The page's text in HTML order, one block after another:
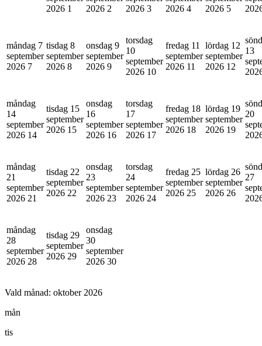
2026 1
2026 2
2026 3
2026 4
2026 5
måndag 7
september
2026 7
tisdag 8
september
2026 8
onsdag 9
september
2026 9
torsdag
10
september
2026 10
fredag 11
september
2026 11
lördag 12
september
2026 12
13
måndag
14
september
2026 14
tisdag 15
september
2026 15
onsdag
16
september
2026 16
torsdag
17
september
2026 17
fredag 18
september
2026 18
lördag 19
september
2026 19
20
måndag
21
september
2026 21
tisdag 22
september
2026 22
onsdag
23
september
2026 23
torsdag
24
september
2026 24
fredag 25
september
2026 25
lördag 26
september
2026 26
27
måndag
28
september
2026 28
tisdag 29
september
2026 29
onsdag
30
september
2026 30
Vald månad: oktober 2026
mån
tis